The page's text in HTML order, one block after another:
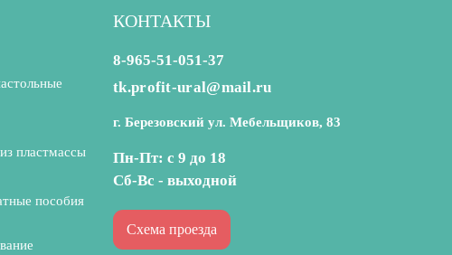
пластмассы
пособия
КОНТАКТЫ
8-965-51-051-37
tk.profit-ural@mail.ru
г. Березовский ул. Мебельщиков, 83
Пн-Пт: с 9 до 18
Сб-Вс - выходной
Схема проезда